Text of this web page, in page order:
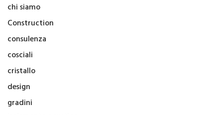
chi siamo
Construction
consulenza
cosciali
cristallo
design
gradini